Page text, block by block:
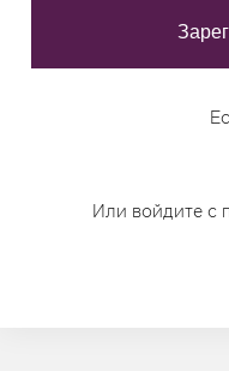
Или войдите с